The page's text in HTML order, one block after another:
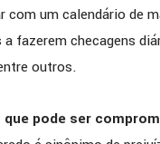
com um calendário de
a fazerem checagens
outros.
pode ser